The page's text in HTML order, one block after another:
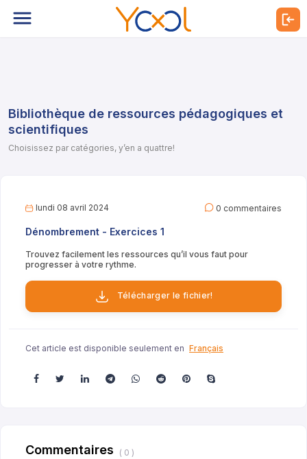
Bibliothèque de ressources pédagogiques et
scientifiques
Choisissez par catégories, y’en a quattre!
lundi 08 avril 2024 0 commentaires
Dénombrement - Exercices 1
Trouvez facilement les ressources qu’il vous faut pour
progresser à votre rythme.
Télécharger le fichier!
Cet article est disponible seulement en Français
Commentaires ( 0 )